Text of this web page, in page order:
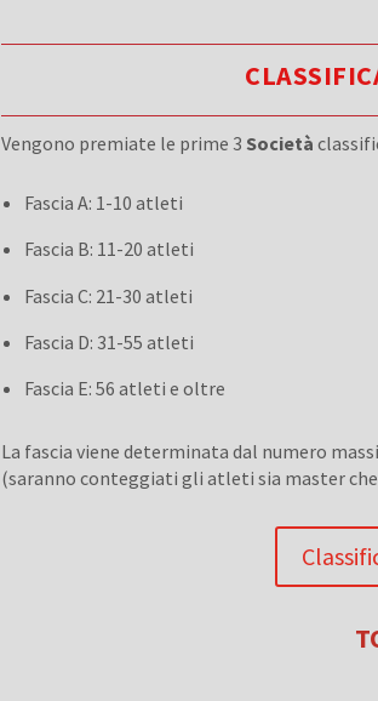
Vengono premiate le prime 3 Società
Fascia A: 1-10 atleti
Fascia B: 11-20 atleti
Fascia C: 21-30 atleti
Fascia D: 31-55 atleti
Fascia E: 56 atleti e oltre
La fascia viene determinata dal numero
(saranno conteggiati gli atleti sia master che